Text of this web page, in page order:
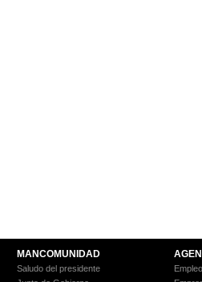
MANCOMUNIDAD
Saludo del presidente